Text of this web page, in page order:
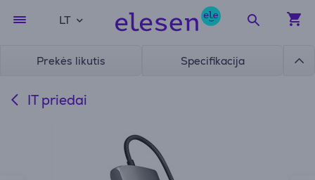
LT
Prekės likutis Specifikacija
IT priedai